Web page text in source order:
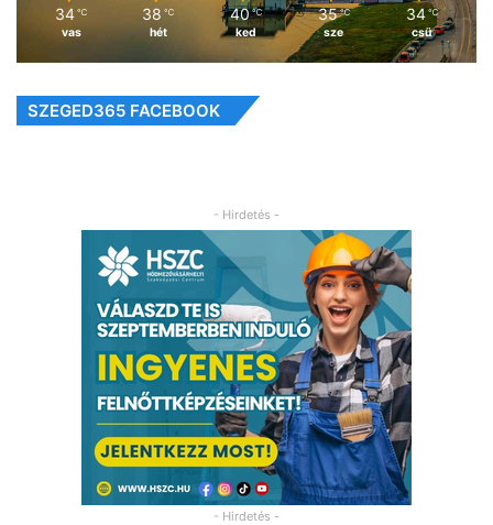
34 ℃
vas
38 ℃
hét
40 ℃
ked
35 ℃
sze
34 ℃
csü
SZEGED365 FACEBOOK
- Hirdetés -
- Hirdetés -